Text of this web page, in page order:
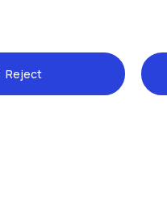
Reject